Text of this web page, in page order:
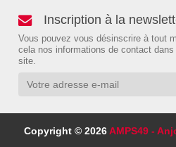
Inscription à la
Vous pouvez vous désinscrire à tout
cela nos informations de contact
site.
Copyright © 2026 AMPS49 -